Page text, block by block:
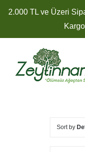
2.000 TL ve Üzeri
Sort by